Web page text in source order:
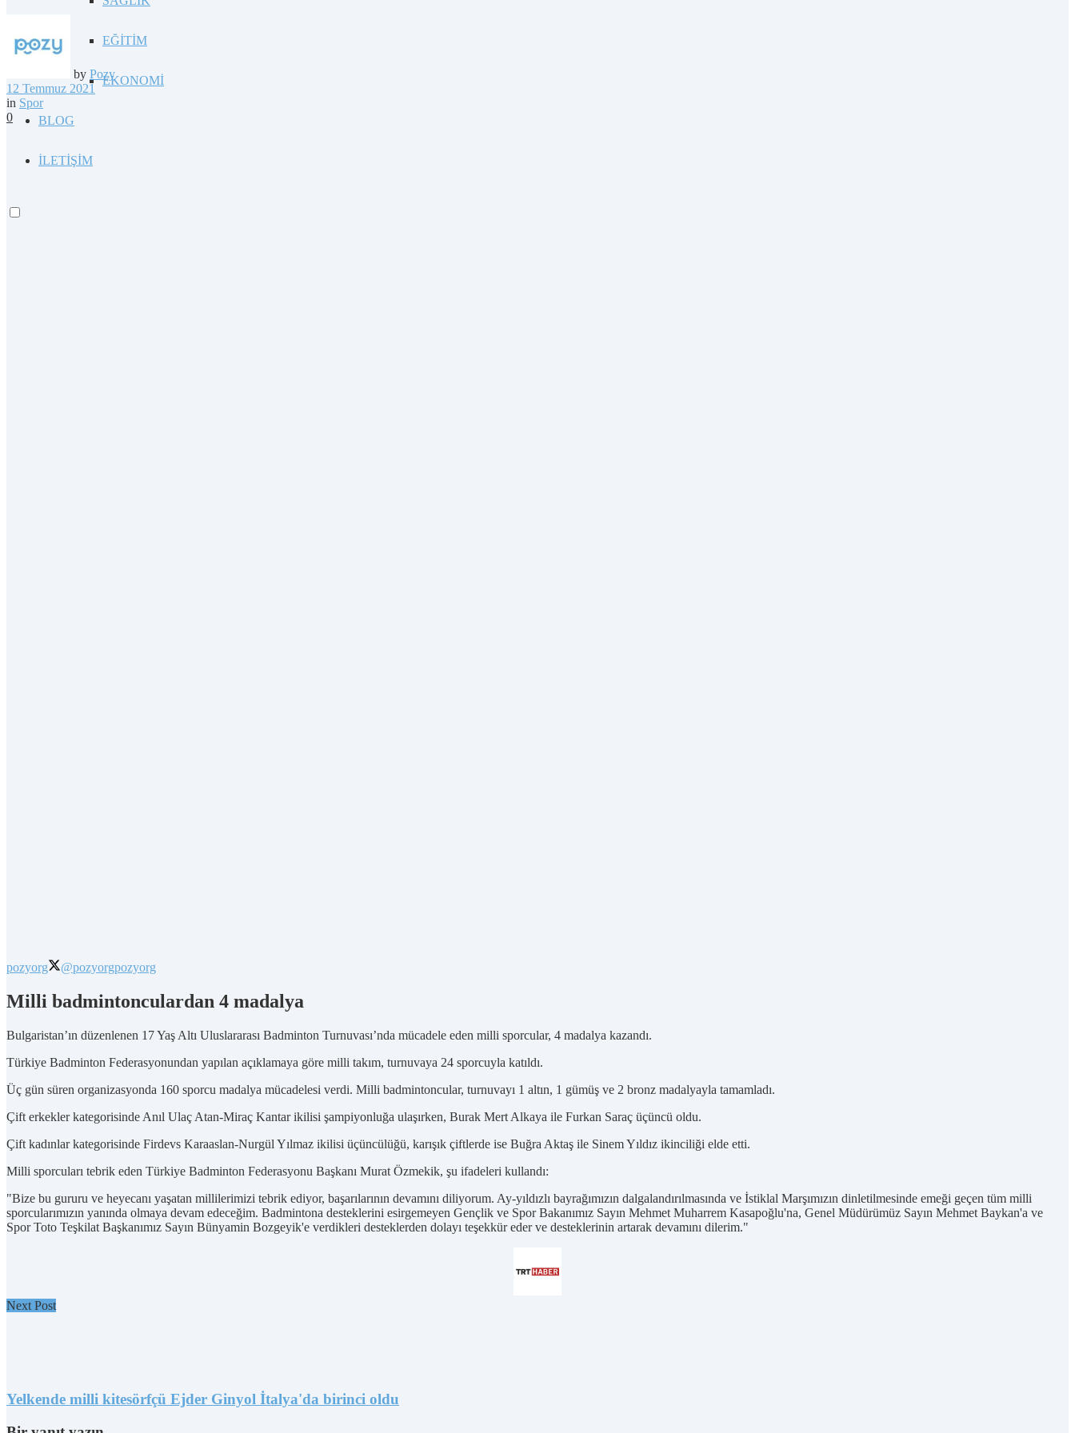
EĞİTİM
EKONOMİ
BLOG
İLETİŞİM
by Pozy
12 Temmuz 2021
in Spor
0
pozyorg @pozyorgpozyorg
Milli badmintonculardan 4 madalya
Bulgaristan’ın düzenlenen 17 Yaş Altı Uluslararası Badminton Turnuvası’nda mücadele eden milli sporcular, 4 madalya kazandı.
Türkiye Badminton Federasyonundan yapılan açıklamaya göre milli takım, turnuvaya 24 sporcuyla katıldı.
Üç gün süren organizasyonda 160 sporcu madalya mücadelesi verdi. Milli badmintoncular, turnuvayı 1 altın, 1 gümüş ve 2 bronz madalyayla tamamladı.
Çift erkekler kategorisinde Anıl Ulaç Atan-Miraç Kantar ikilisi şampiyonluğa ulaşırken, Burak Mert Alkaya ile Furkan Saraç üçüncü oldu.
Çift kadınlar kategorisinde Firdevs Karaaslan-Nurgül Yılmaz ikilisi üçüncülüğü, karışık çiftlerde ise Buğra Aktaş ile Sinem Yıldız ikinciliği elde etti.
Milli sporcuları tebrik eden Türkiye Badminton Federasyonu Başkanı Murat Özmekik, şu ifadeleri kullandı:
"Bize bu gururu ve heyecanı yaşatan millilerimizi tebrik ediyor, başarılarının devamını diliyorum. Ay-yıldızlı bayrağımızın dalgalandırılmasında ve İstiklal Marşımızın dinletilmesinde emeği geçen tüm milli
sporcularımızın yanında olmaya devam edeceğim. Badmintona desteklerini esirgemeyen Gençlik ve Spor Bakanımız Sayın Mehmet Muharrem Kasapoğlu'na, Genel Müdürümüz Sayın Mehmet Baykan'a ve
Spor Toto Teşkilat Başkanımız Sayın Bünyamin Bozgeyik'e verdikleri desteklerden dolayı teşekkür eder ve desteklerinin artarak devamını dilerim."
Next Post
Yelkende milli kitesörfçü Ejder Ginyol İtalya'da birinci oldu